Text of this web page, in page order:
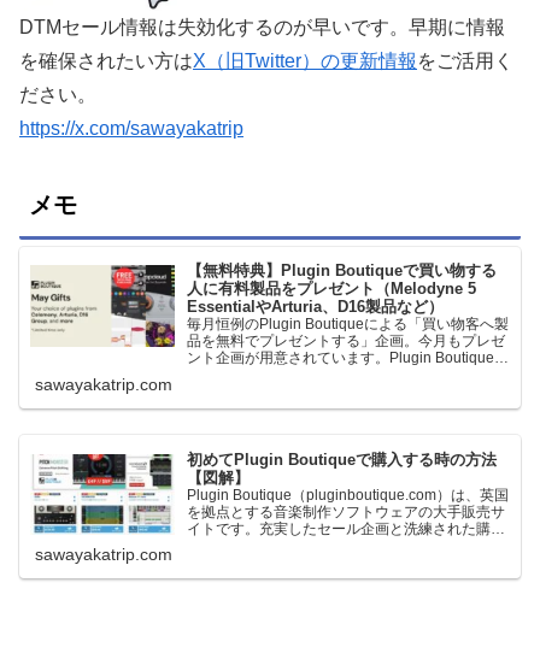
DTMセール情報は失効化するのが早いです。早期に情報
を確保されたい方はX（旧Twitter）の更新情報 をご活用く
ださい。
https://x.com/sawayakatrip
メモ
【無料特典】Plugin Boutiqueで買い物する
人に有料製品をプレゼント（Melodyne 5
EssentialやArturia、D16製品など）
毎月恒例のPlugin Boutiqueによる「買い物客へ製
品を無料でプレゼントする」企画。今月もプレゼ
ント企画が用意されています。Plugin Boutiqueで
ます。＊無料配布終了予定日：日本時間：
sawayakatrip.com
初めてPlugin Boutiqueで購入する時の方法
【図解】
Plugin Boutique（pluginboutique.com）は、英国
を拠点とする音楽制作ソフトウェアの大手販売サ
イトです。充実したセール企画と洗練された購入
に知っておきたいこと価格表示に…
sawayakatrip.com